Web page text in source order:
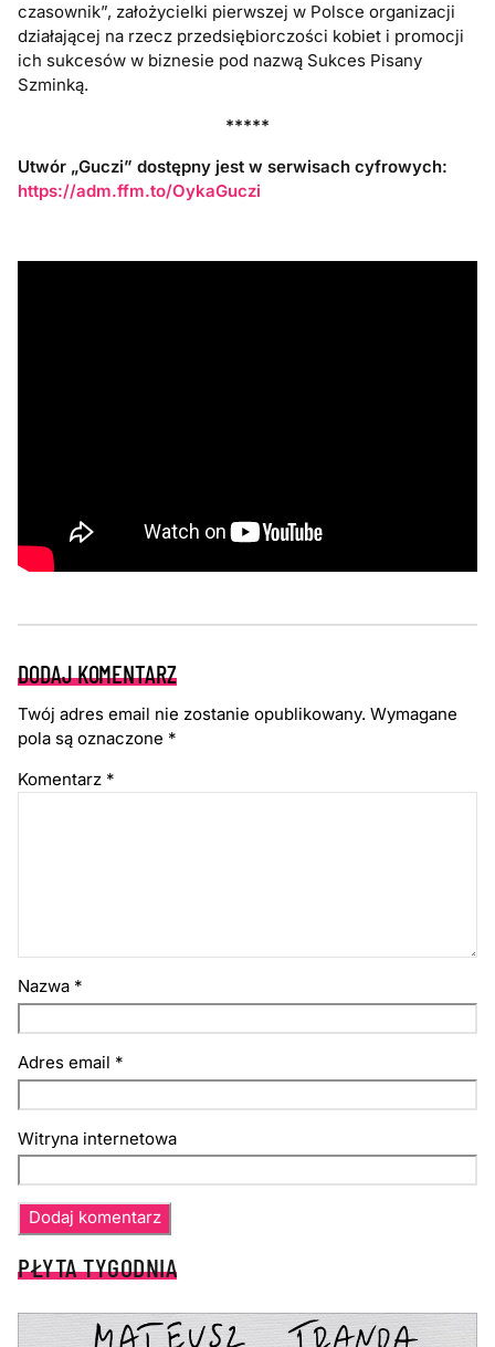
czasownik”, założycielki pierwszej w Polsce organizacji
działającej na rzecz przedsiębiorczości kobiet i promocji
ich sukcesów w biznesie pod nazwą Sukces Pisany
Szminką.
*****
Utwór „Guczi” dostępny jest w serwisach cyfrowych:
https://adm.ffm.to/OykaGuczi
DODAJ KOMENTARZ
Twój adres email nie zostanie opublikowany. Wymagane
pola są oznaczone *
Komentarz *
Nazwa *
Adres email *
Witryna internetowa
PŁYTA TYGODNIA